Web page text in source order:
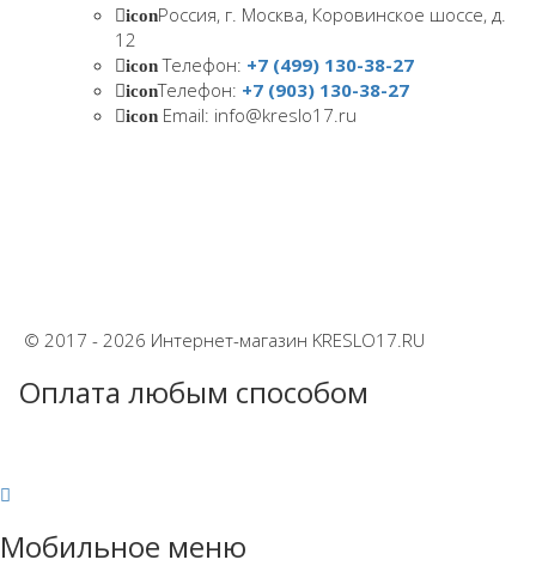
iconРоссия, г. Москва, Коровинское шоссе, д.
12
iconТелефон: +7 (499) 130-38-27
iconТелефон: +7 (903) 130-38-27
icon Email: info@kreslo17.ru
© 2017 - 2026 Интернет-магазин KRESLO17.RU
Оплата любым способом
Мобильное меню